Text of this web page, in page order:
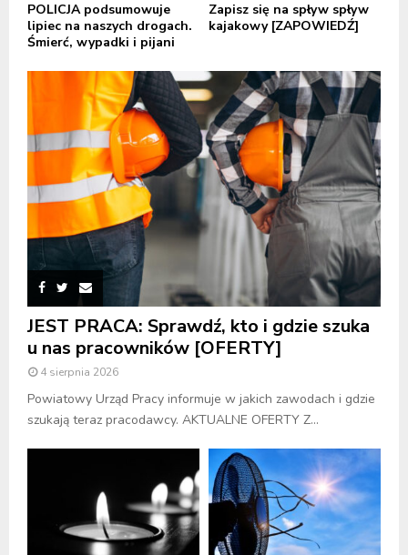
POLICJA podsumowuje
lipiec na naszych drogach.
Śmierć, wypadki i pijani
Zapisz się na spływ spływ
kajakowy [ZAPOWIEDŹ]
JEST PRACA: Sprawdź, kto i gdzie szuka
u nas pracowników [OFERTY]
4 sierpnia 2026
Powiatowy Urząd Pracy informuje w jakich zawodach i gdzie
szukają teraz pracodawcy. AKTUALNE OFERTY Z...